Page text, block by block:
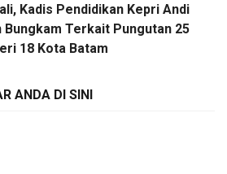
Kadis Pendidikan Kepri Andi
Terkait Pungutan 25
18 Kota Batam
ANDA DI SINI